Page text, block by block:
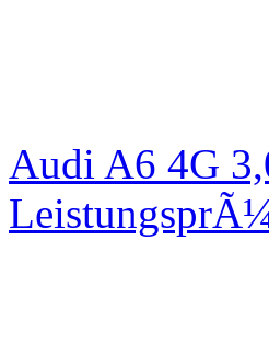
Audi A6 4G